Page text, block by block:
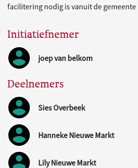
facilitering nodig is vanuit de gemeente
Initiatiefnemer
joep van belkom
Deelnemers
Sies Overbeek
Hanneke Nieuwe Markt
Lily Nieuwe Markt